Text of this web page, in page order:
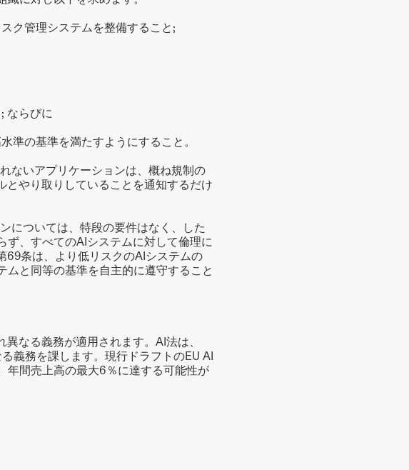
ク管理システムを整備すること;
ならびに
準の基準を満たすようにすること。
ないアプリケーションは、概ね規制の
やり取りしていることを通知するだけ
については、特段の要件はなく、した
ず、すべてのAIシステムに対して倫理に
69条は、より低リスクのAIシステムの
と同等の基準を自主的に遵守すること
なる義務が適用されます。AI法は、
なる義務を課します。現行ドラフトのEU AI
年間売上高の最大6％に達する可能性が